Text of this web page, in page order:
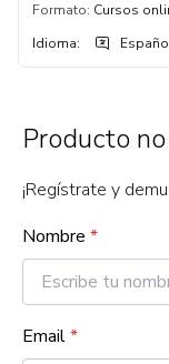
Formato: Cursos
Idioma:
Producto
¡Regístrate y
Nombre *
Email*